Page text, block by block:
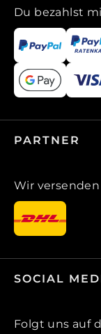
Du bezahlst
PARTNER
Wir
SOCIAL
Folgt uns auf